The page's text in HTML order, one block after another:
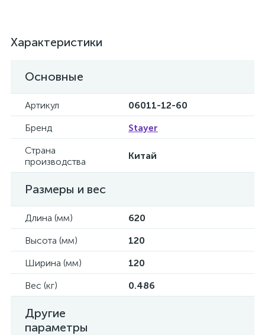
Характеристики
Основные
Артикул
06011-12-60
Бренд
Stayer
Страна
производства
Китай
Размеры и вес
Длина (мм)
620
Высота (мм)
120
Ширина (мм)
120
Вес (кг)
0.486
Другие
параметры